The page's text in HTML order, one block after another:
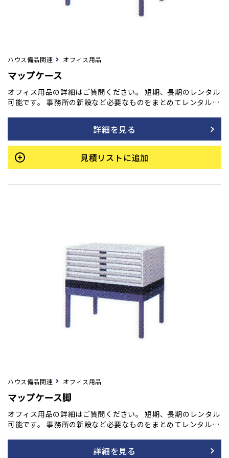
ハウス備品関連 オフィス用品
マップケース
オフィス用品の詳細はご質問ください。 短期、長期のレンタル
可能です。 事務所の新設など必要なものをまとめてレンタル
詳細を見る
見積リストに追加
ハウス備品関連 オフィス用品
マップケース脚
オフィス用品の詳細はご質問ください。 短期、長期のレンタル
可能です。 事務所の新設など必要なものをまとめてレンタル
詳細を見る